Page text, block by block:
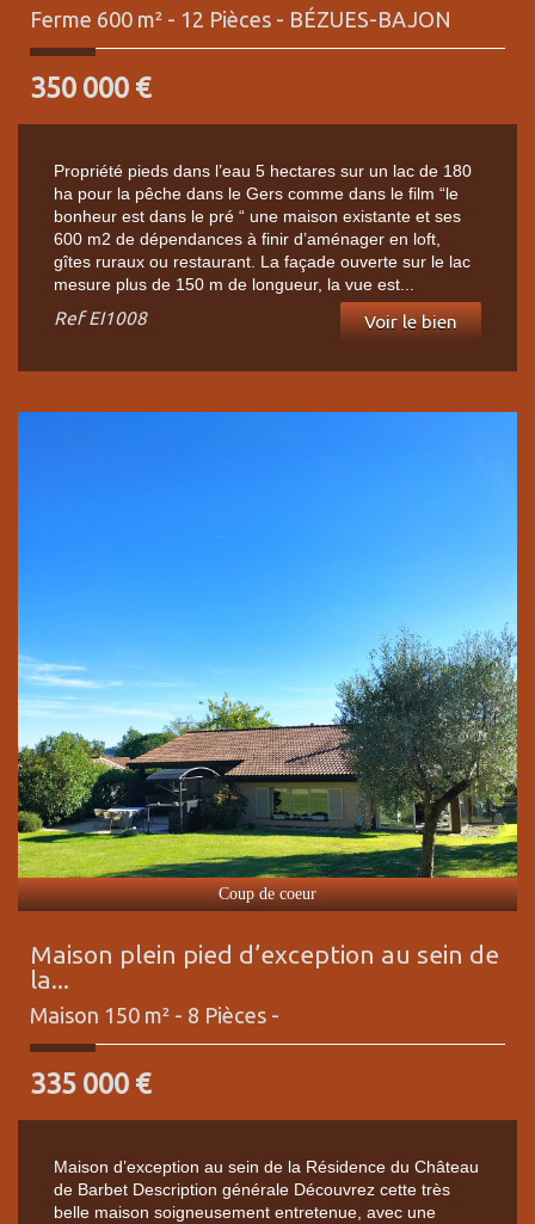
Ferme 600 m² - 12 Pièces - BÉZUES-BAJON
350 000 €
Propriété pieds dans l’eau 5 hectares sur un lac de 180
ha pour la pêche dans le Gers comme dans le film “le
bonheur est dans le pré “ une maison existante et ses
600 m2 de dépendances à finir d’aménager en loft,
gîtes ruraux ou restaurant. La façade ouverte sur le lac
mesure plus de 150 m de longueur, la vue est...
RefEI1008 Voir le bien
Coup de coeur
Maison plein pied d’exception au sein de
la...
Maison 150 m² - 8 Pièces -
335 000 €
Maison d’exception au sein de la Résidence du Château
de Barbet Description générale Découvrez cette très
belle maison soigneusement entretenue, avec une